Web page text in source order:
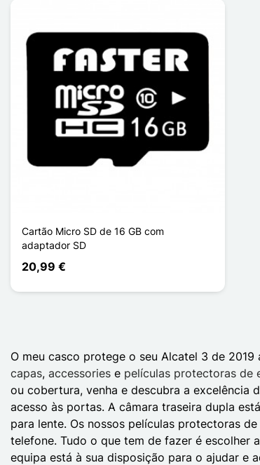
Cartão Micro SD de 16 GB com
adaptador SD
20,99 €
O meu casco protege o seu Alcatel 3 de
capas, accessories e películas protectoras de
ou cobertura, venha e descubra a excelência
acesso às portas. A câmara traseira dupla
para lente. Os nossos películas protectoras
telefone. Tudo o que tem de fazer é escolher
equipa está à sua disposição para o ajudar e